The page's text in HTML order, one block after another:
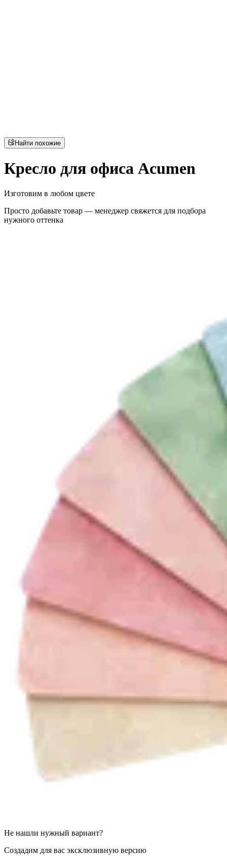
Найти похожие
Кресло для офиса Acumen
Изготовим в любом цвете
Просто добавьте товар — менеджер свяжется для подбора
нужного оттенка
Не нашли нужный вариант?
Создадим для вас эксклюзивную версию